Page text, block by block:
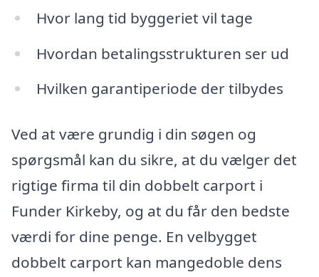
Hvor lang tid byggeriet vil tage
Hvordan betalingsstrukturen ser ud
Hvilken garantiperiode der tilbydes
Ved at være grundig i din søgen og
spørgsmål kan du sikre, at du vælger det
rigtige firma til din dobbelt carport i
Funder Kirkeby, og at du får den bedste
værdi for dine penge. En velbygget
dobbelt carport kan mangedoble dens